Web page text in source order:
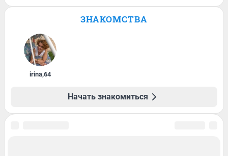
ЗНАКОМСТВА
irina,64
Начать знакомиться